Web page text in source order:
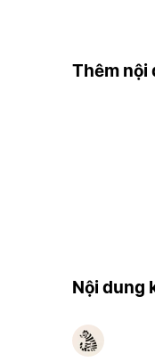
Thêm nội
Nội dung